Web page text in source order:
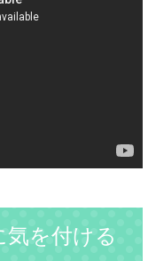
を付ける